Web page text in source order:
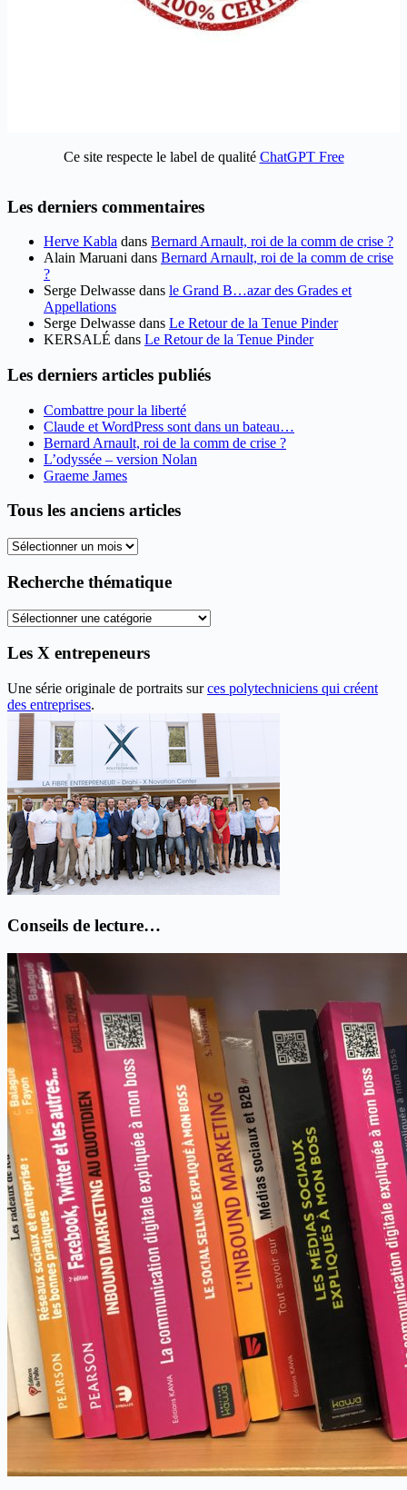
Ce site respecte le label de qualité ChatGPT Free
Les derniers commentaires
Herve Kabla dans Bernard Arnault, roi de la comm de crise ?
Alain Maruani dans Bernard Arnault, roi de la comm de crise
?
Serge Delwasse dans le Grand B…azar des Grades et
Appellations
Serge Delwasse dans Le Retour de la Tenue Pinder
KERSALÉ dans Le Retour de la Tenue Pinder
Les derniers articles publiés
Combattre pour la liberté
Claude et WordPress sont dans un bateau…
Bernard Arnault, roi de la comm de crise ?
L’odyssée – version Nolan
Graeme James
Tous les anciens articles
Tous
anciens
Recherche thématique
Recherche
Les X entrepeneurs
Une série originale de portraits surces polytechniciens qui créent
des entreprises.
Conseils de lecture…